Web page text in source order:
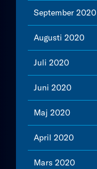
September 2020
Augusti 2020
Juli 2020
Juni 2020
Maj 2020
April 2020
Mars 2020